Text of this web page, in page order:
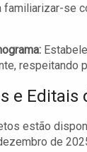
familiarizar-se
respeitando
e Editais
estão
de